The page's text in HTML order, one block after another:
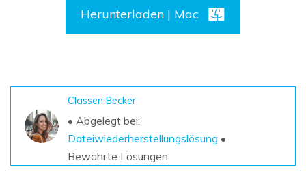
ALLE FUNKTIONEN ENTDECKEN
Herunterladen | Mac
Classen Becker
• Abgelegt bei:
Dateiwiederherstellungslösung •
Bewährte Lösungen